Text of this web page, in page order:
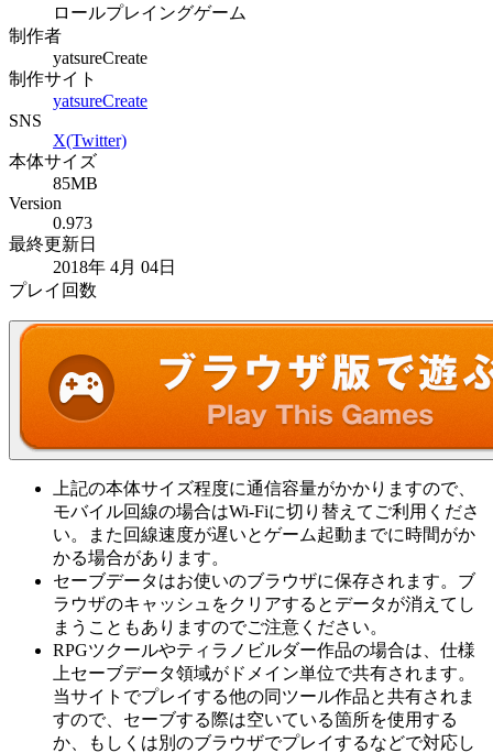
ロールプレイングゲーム
制作者
yatsureCreate
制作サイト
yatsureCreate
SNS
X(Twitter)
本体サイズ
85MB
Version
0.973
最終更新日
2018年 4月 04日
プレイ回数
上記の本体サイズ程度に通信容量がかかりますので、
モバイル回線の場合はWi-Fiに切り替えてご利用くださ
い。また回線速度が遅いとゲーム起動までに時間がか
かる場合があります。
セーブデータはお使いのブラウザに保存されます。ブ
ラウザのキャッシュをクリアするとデータが消えてし
まうこともありますのでご注意ください。
RPGツクールやティラノビルダー作品の場合は、仕様
上セーブデータ領域がドメイン単位で共有されます。
当サイトでプレイする他の同ツール作品と共有されま
すので、セーブする際は空いている箇所を使用する
か、もしくは別のブラウザでプレイするなどで対応し